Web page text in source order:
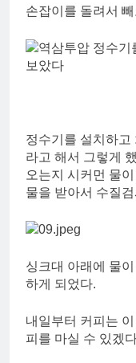
손잡이를 돌려서
정수기를 설치하고
라고 해서 그렇게
오는지 시커먼 물
물을 받아서 수질
싱크대 아래에 물
하게 되었다.
내일부터 커피는
피를 마실 수 있겠